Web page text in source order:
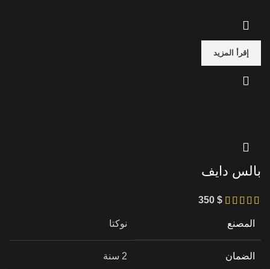
إقرأ المزيد
بالس دايف
350 $
المصنع نوكتا
الضمان 2 سنة